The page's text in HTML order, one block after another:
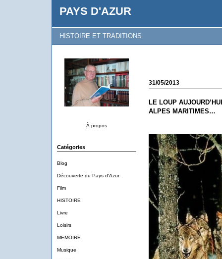
PAYS D'AZUR
HISTOIRE ET TRADITIONS
À propos
Catégories
Blog
Découverte du Pays d'Azur
Film
HISTOIRE
Livre
Loisirs
MEMOIRE
Musique
31/05/2013
LE LOUP
ALPES MARITIMES…